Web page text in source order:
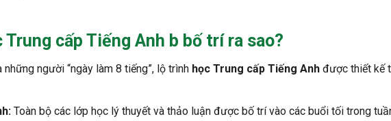
cấp Tiếng Anh b bố trí ra sao?
người “ngày làm 8 tiếng”, lộ trình học Trung cấp Tiếng Anh được thiết kế
Toàn bộ các lớp học lý thuyết và thảo luận được bố trí vào các buổi tối trong